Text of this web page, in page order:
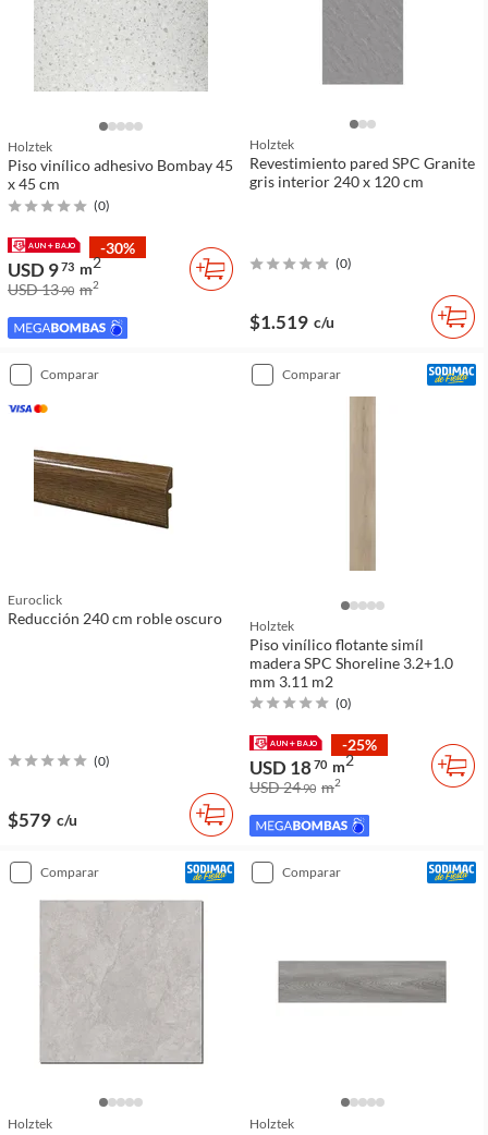
Holztek
Piso vinílico adhesivo Bombay 45
x 45 cm
(0)
-30%
USD 973 m2
USD 1390 m2
Holztek
Revestimiento pared SPC Granite
gris interior 240 x 120 cm
(0)
$1.519 c/u
comparar
Euroclick
Reducción 240 cm roble oscuro
(0)
$579 c/u
comparar
Holztek
Piso vinílico flotante simíl
madera SPC Shoreline 3.2+1.0
mm 3.11 m2
(0)
-25%
USD 1870 m2
USD 2490 m2
comparar
Holztek
comparar
Holztek